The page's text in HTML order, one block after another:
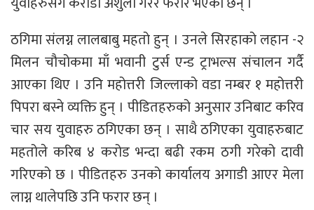
ठगिमा संलग्न लालबाबु महतो हुन् । उनले सिरहाको लहान -२
मिलन चौचोकमा माँ भवानी टुर्स एन्ड ट्राभल्स संचालन गर्दै
आएका थिए । उनि महोत्तरी जिल्लाको वडा नम्बर १ महोत्तरी
पिपरा बस्ने व्यक्ति हुन् । पीडितहरुको अनुसार उनिबाट करिव
चार सय युवाहरु ठगिएका छन् । साथै ठगिएका युवाहरुबाट
महतोले करिब ४ करोड भन्दा बढी रकम ठगी गरेको दावी
गरिएको छ । पीडितहरु उनको कार्यालय अगाडी आएर मेला
लाग्न थालेपछि उनि फरार छन् ।